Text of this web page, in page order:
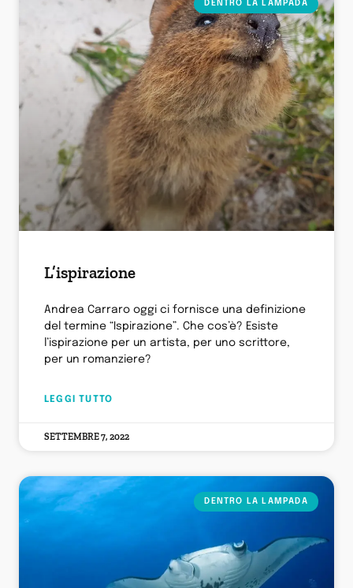
DENTRO LA LAMPADA
L’ispirazione
Andrea Carraro oggi ci fornisce una definizione
del termine “Ispirazione”. Che cos’è? Esiste
l’ispirazione per un artista, per uno scrittore,
per un romanziere?
LEGGI TUTTO
SETTEMBRE 7, 2022
DENTRO LA LAMPADA